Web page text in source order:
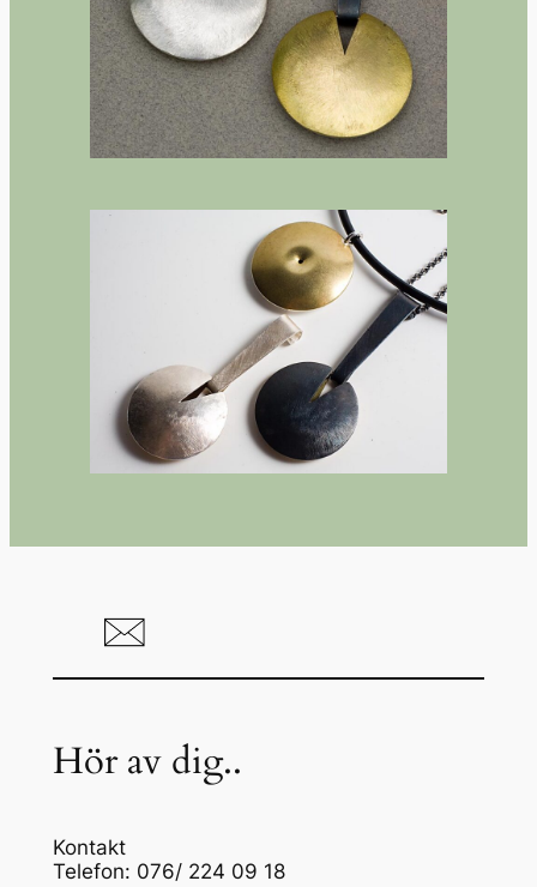
Hör av dig..
Kontakt
Telefon: 076/ 224 09 18